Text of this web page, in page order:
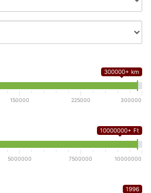
300000+ km
150000 225000 300000
10000000+ Ft
5000000 7500000 10000000
1996